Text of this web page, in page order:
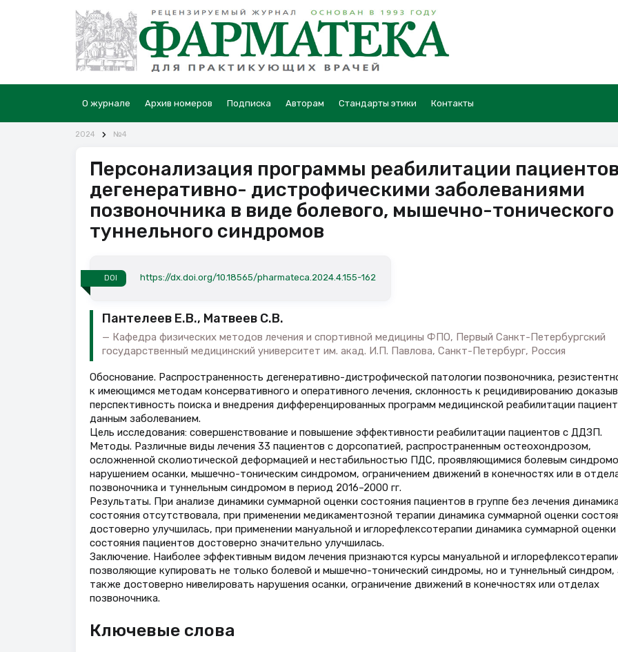
О журнале Архив номеров Подписка Авторам Стандарты этики Контакты
2024 №4
Персонализация программы реабилитации
дегенеративно- дистрофическими заболеваниями
позвоночника в виде болевого, мышечно-тонического
туннельного синдромов
DOI https://dx.doi.org/10.18565/pharmateca.2024.4.155-162
Пантелеев Е.В., Матвеев С.В.
Кафедра физических методов лечения и спортивной медицины ФПО, Первый Санкт-Петербургский
государственный медицинский университет им. акад. И.П. Павлова, Санкт-Петербург, Россия
Обоснование. Распространенность дегенеративно-дистрофической патологии позвоночника,
к имеющимся методам консервативного и оперативного лечения, склонность к рецидивированию
перспективность поиска и внедрения дифференцированных программ медицинской реабилитации
данным заболеванием.
Цель исследования: совершенствование и повышение эффективности реабилитации пациентов с ДДЗП.
Методы. Различные виды лечения 33 пациентов с дорсопатией, распространенным остеохондрозом,
осложненной сколиотической деформацией и нестабильностью ПДС, проявляющимися болевым
нарушением осанки, мышечно-тоническим синдромом, ограничением движений в конечностях или в
позвоночника и туннельным синдромом в период 2016–2000 гг.
Результаты. При анализе динамики суммарной оценки состояния пациентов в группе без лечения
состояния отсутствовала, при применении медикаментозной терапии динамика суммарной оценки
достоверно улучшилась, при применении мануальной и иглорефлексотерапии динамика суммарной оценки
состояния пациентов достоверно значительно улучшилась.
Заключение. Наиболее эффективным видом лечения признаются курсы мануальной и
позволяющие купировать не только болевой и мышечно-тонический синдромы, но и туннельный синдром,
также достоверно нивелировать нарушения осанки, ограничение движений в конечностях или отделах
позвоночника.
Ключевые слова